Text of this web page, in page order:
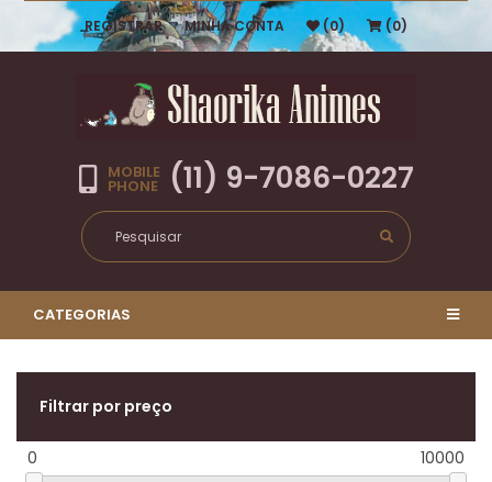
REGISTRAR MINHA CONTA (0) (0)
MOBILE
PHONE (11) 9-7086-0227
CATEGORIAS
Filtrar por preço
0 10000